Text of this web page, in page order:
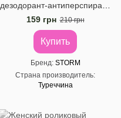
дезодорант-антиперспирант
STORM Thermic Resist, 50
мл
159 грн 210 грн
Купить
Бренд STORM
Страна производитель
Туреччина